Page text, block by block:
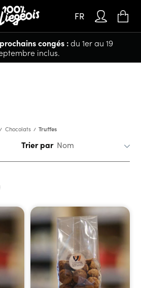
congés :du 1er au 19
inclus.
FR
Chocolats Truffes
Trier par